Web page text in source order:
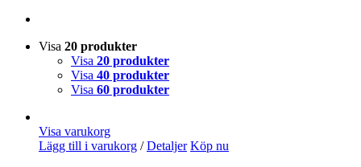
Visa 20 produkter
Visa 20 produkter
Visa 40 produkter
Visa 60 produkter
Visa varukorg
Lägg till i varukorg / Detaljer Köp nu